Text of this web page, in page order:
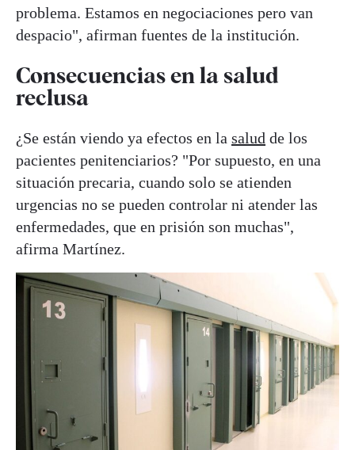
problema. Estamos en negociaciones pero van
despacio", afirman fuentes de la institución.
Consecuencias en la salud
reclusa
¿Se están viendo ya efectos en la salud de los
pacientes penitenciarios? "Por supuesto, en una
situación precaria, cuando solo se atienden
urgencias no se pueden controlar ni atender las
enfermedades, que en prisión son muchas",
afirma Martínez.